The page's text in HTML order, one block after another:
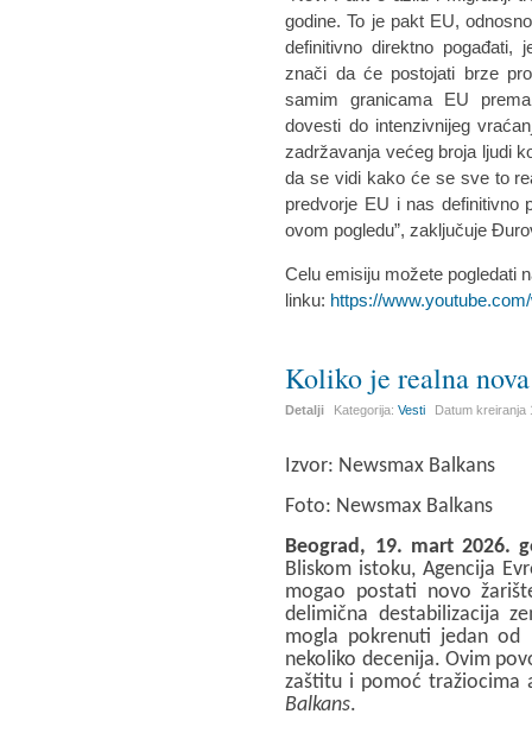
godine. To je pakt EU,
definitivno direktno
znači da će postojati brze
samim granicama EU
dovesti do intenzivnijeg
zadržavanja većeg broja ljudi
da se vidi kako će se sve to
predvorje EU i nas definitivno
ovom pogledu”, zaključuje
Celu emisiju možete pogledati
linku: https://
Koliko je realna
Detalji Kategorija:Vesti Datum kreiranja
Izvor: Newsmax Balkans
Foto: Newsmax Balkans
Beograd, 19. mart 2026.
Bliskom istoku, Agencija
mogao postati novo
delimična destabilizacija
mogla pokrenuti jedan od
nekoliko decenija. Ovim
zaštitu i pomoć tražiocima
Balkans.